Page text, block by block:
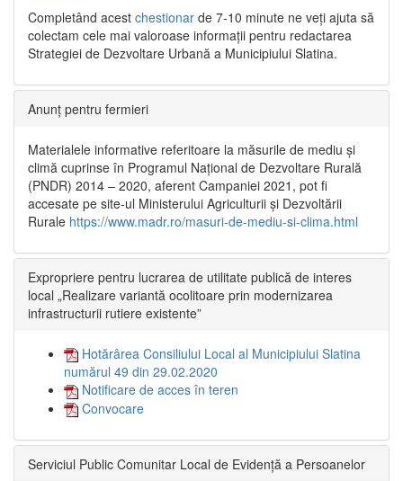
Completând acest chestionar de 7-10 minute ne veți ajuta să
colectam cele mai valoroase informații pentru redactarea
Strategiei de Dezvoltare Urbană a Municipiului Slatina.
Anunț pentru fermieri
Materialele informative referitoare la măsurile de mediu și
climă cuprinse în Programul Național de Dezvoltare Rurală
(PNDR) 2014 – 2020, aferent Campaniei 2021, pot fi
accesate pe site-ul Ministerului Agriculturii și Dezvoltării
Rurale https://www.madr.ro/masuri-de-mediu-si-clima.html
Expropriere pentru lucrarea de utilitate publică de interes
local „Realizare variantă ocolitoare prin modernizarea
infrastructurii rutiere existente”
Hotărârea Consiliului Local al Municipiului Slatina
numărul 49 din 29.02.2020
Notificare de acces în teren
Convocare
Serviciul Public Comunitar Local de Evidență a Persoanelor